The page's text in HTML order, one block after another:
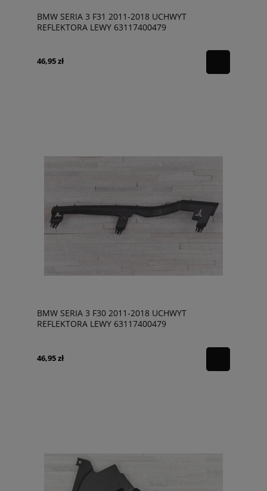
BMW SERIA 3 F31 2011-2018 UCHWYT
REFLEKTORA LEWY 63117400479
46,95 zł
BMW SERIA 3 F30 2011-2018 UCHWYT
REFLEKTORA LEWY 63117400479
46,95 zł